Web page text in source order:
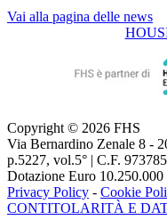
Vai alla pagina delle news
Copyright © 2026 FHS
Via Bernardino Zenale 8 -
p.5227, vol.5° | C.F.
Dotazione Euro 10.250.000
Privacy Policy - Cookie
CONTITOLARITÀ E